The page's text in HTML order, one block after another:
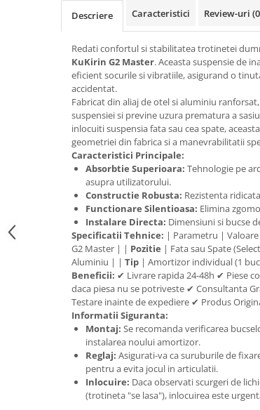
Aparatori (aripi)
Cricuri trotineta
https://www.doctortrotineta.ro/camere-
https://www.doctortrotineta.ro/cauciucuri-
trotinete-electrice
https://www.doctortrotineta.ro/cauciucuri-
cauciucuri-bicicleta
Camere bicicleta
Cauciuc tubeless cu GEL antipană
Trotinete electrice
Biciclete Electrice
Anvelope moto
Cauciucuri bicicleta
Descriere Caracteristici Review-uri
Redati confortul si stabilitatea trotinetei
KuKirin G2 Master. Aceasta suspensie de
eficient socurile si vibratiile, asigurand o
accidentat.
Fabricat din aliaj de otel si aluminiu
suspensiei si previne uzura prematura a
inlocuiti suspensia fata sau cea spate,
geometriei din fabrica si a manevrabilitatii
Caracteristici Principale:
Absorbtie Superioara: Tehnologie pe
asupra utilizatorului.
Constructie Robusta: Rezistenta
Functionare Silentioasa: Elimina
Instalare Directa: Dimensiuni si bucse
Specificatii Tehnice: | Parametru |
G2 Master | | Pozitie | Fata sau Spate
Aluminiu | | Tip | Amortizor individual (1
Beneficii: ✔ Livrare rapida 24-48h ✔ Piese
daca piesa nu se potriveste ✔ Consultanta
Testare inainte de expediere ✔ Produs
Informatii Siguranta:
Montaj: Se recomanda verificarea
instalarea noului amortizor.
Reglaj: Asigurati-va ca suruburile de
pentru a evita jocul in articulatii.
Inlocuire: Daca observati scurgeri de
(trotineta "se lasa"), inlocuirea este